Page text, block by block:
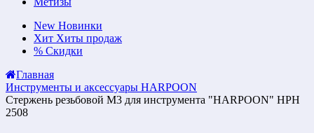
New Новинки
Хит Хиты продаж
% Скидки
Главная
Инструменты и аксессуары HARPOON
Стержень резьбовой M3 для инструмента "HARPOON" HPH
2508